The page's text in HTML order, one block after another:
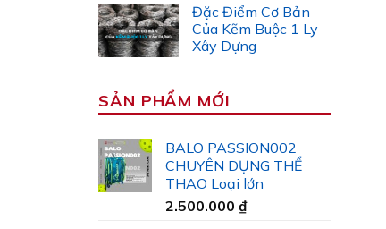
Đặc Điểm Cơ Bản
Của Kẽm Buộc 1 Ly
Xây Dựng
SẢN PHẨM MỚI
BALO PASSION002
CHUYÊN DỤNG THỂ
THAO Loại lớn
2.500.000 ₫